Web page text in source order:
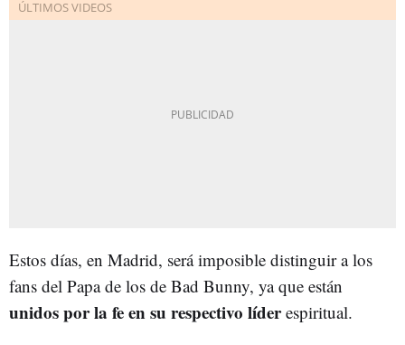
Estos días, en Madrid, será imposible distinguir a los
fans del Papa de los de Bad Bunny, ya que están
unidos por la fe en su respectivo líderespiritual.